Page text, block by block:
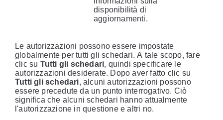
disponibilità di
aggiornamenti.
Le autorizzazioni possono essere impostate
globalmente per tutti gli schedari. A tale scopo, fare
clic su Tutti gli schedari, quindi specificare le
autorizzazioni desiderate. Dopo aver fatto clic su
Tutti gli schedari, alcuni autorizzazioni possono
essere precedute da un punto interrogativo. Ciò
significa che alcuni schedari hanno attualmente
l'autorizzazione in questione e altri no.